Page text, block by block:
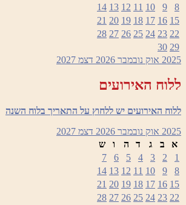
8
9
10
11
12
13
14
15
16
17
18
19
20
21
22
23
24
25
26
27
28
29
30
2025 אוק נובמבר 2026 דצמ 2027
ללוח האירועים
ללוח האירועים יש ללחוץ על התאריך בלוח השנה
2025 אוק נובמבר 2026 דצמ 2027
א
ב ג ד ה ו
ש
1
2
3
4
5
6
7
8
9
10
11
12
13
14
15
16
17
18
19
20
21
22
23
24
25
26
27
28